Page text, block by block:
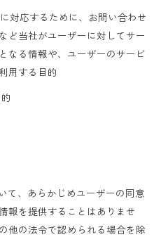
対応するために、お問い合わせ
ど当社がユーザーに対してサー
なる情報や、ユーザーのサービ
用する目的
て、あらかじめユーザーの同意
報を提供することはありませ
他の法令で認められる場合を除